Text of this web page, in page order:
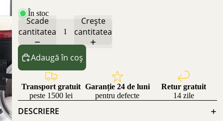
În stoc
Scade
cantitatea
Crește
cantitatea
Adaugă în coș
Transport gratuit
peste 1500 lei
Garanție 24 de luni
pentru defecte
Retur gratuit
14 zile
DESCRIERE